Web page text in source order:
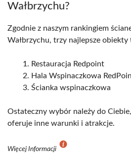
Wałbrzychu?
Zgodnie z naszym rankingiem
Wałbrzychu, trzy najlepsze obiekty
Restauracja Redpoint
Hala Wspinaczkowa
Ścianka wspinaczkowa
Ostateczny wybór należy do
oferuje inne warunki i atrakcje.
Więcej Informacji